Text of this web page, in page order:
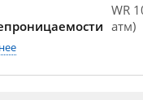
WR
атм)